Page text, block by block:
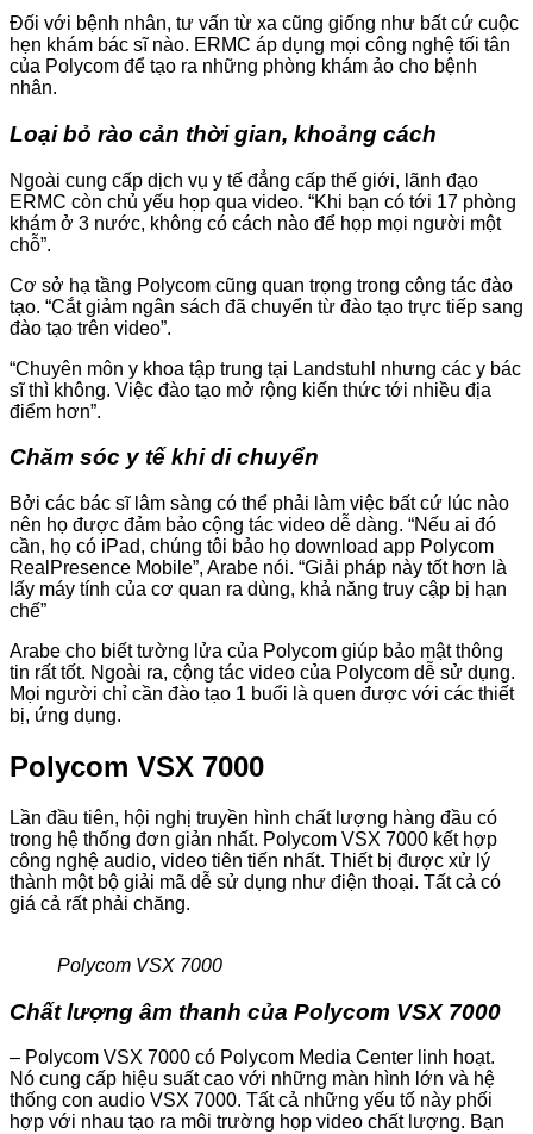
Đối với bệnh nhân, tư vấn từ xa cũng giống như bất cứ cuộc
hẹn khám bác sĩ nào. ERMC áp dụng mọi công nghệ tối tân
của Polycom để tạo ra những phòng khám ảo cho bệnh
nhân.
Loại bỏ rào cản thời gian, khoảng cách
Ngoài cung cấp dịch vụ y tế đẳng cấp thế giới, lãnh đạo
ERMC còn chủ yếu họp qua video. “Khi bạn có tới 17 phòng
khám ở 3 nước, không có cách nào để họp mọi người một
chỗ”.
Cơ sở hạ tầng Polycom cũng quan trọng trong công tác đào
tạo. “Cắt giảm ngân sách đã chuyển từ đào tạo trực tiếp sang
đào tạo trên video”.
“Chuyên môn y khoa tập trung tại Landstuhl nhưng các y bác
sĩ thì không. Việc đào tạo mở rộng kiến thức tới nhiều địa
điểm hơn”.
Chăm sóc y tế khi di chuyển
Bởi các bác sĩ lâm sàng có thể phải làm việc bất cứ lúc nào
nên họ được đảm bảo cộng tác video dễ dàng. “Nếu ai đó
cần, họ có iPad, chúng tôi bảo họ download app Polycom
RealPresence Mobile”, Arabe nói. “Giải pháp này tốt hơn là
lấy máy tính của cơ quan ra dùng, khả năng truy cập bị hạn
chế”
Arabe cho biết tường lửa của Polycom giúp bảo mật thông
tin rất tốt. Ngoài ra, cộng tác video của Polycom dễ sử dụng.
Mọi người chỉ cần đào tạo 1 buổi là quen được với các thiết
bị, ứng dụng.
Polycom VSX 7000
Lần đầu tiên, hội nghị truyền hình chất lượng hàng đầu có
trong hệ thống đơn giản nhất. Polycom VSX 7000 kết hợp
công nghệ audio, video tiên tiến nhất. Thiết bị được xử lý
thành một bộ giải mã dễ sử dụng như điện thoại. Tất cả có
giá cả rất phải chăng.
Polycom VSX 7000
Chất lượng âm thanh của Polycom VSX 7000
– Polycom VSX 7000 có Polycom Media Center linh hoạt.
Nó cung cấp hiệu suất cao với những màn hình lớn và hệ
thống con audio VSX 7000. Tất cả những yếu tố này phối
hợp với nhau tạo ra môi trường họp video chất lượng. Bạn